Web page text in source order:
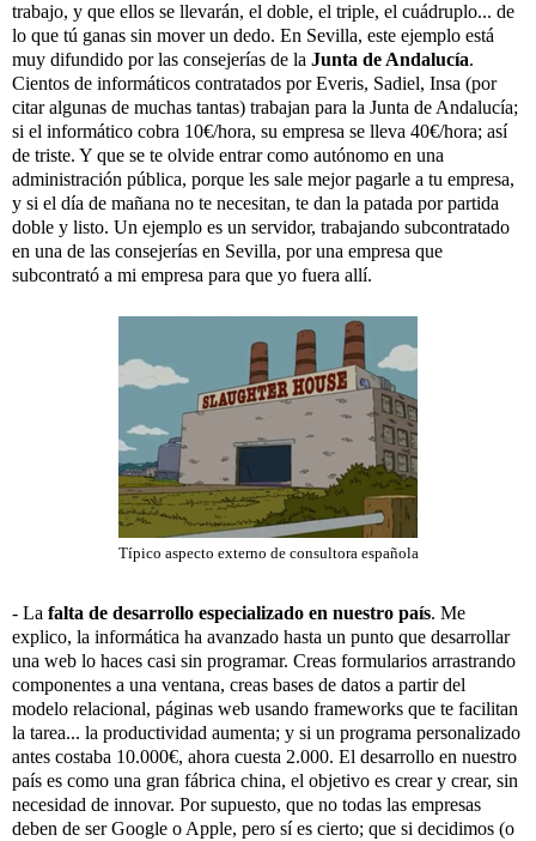
trabajo, y que ellos se llevarán, el doble, el triple, el cuádruplo... de
lo que tú ganas sin mover un dedo. En Sevilla, este ejemplo está
muy difundido por las consejerías de la Junta de Andalucía.
Cientos de informáticos contratados por Everis, Sadiel, Insa (por
citar algunas de muchas tantas) trabajan para la Junta de Andalucía;
si el informático cobra 10€/hora, su empresa se lleva 40€/hora; así
de triste. Y que se te olvide entrar como autónomo en una
administración pública, porque les sale mejor pagarle a tu empresa,
y si el día de mañana no te necesitan, te dan la patada por partida
doble y listo. Un ejemplo es un servidor, trabajando subcontratado
en una de las consejerías en Sevilla, por una empresa que
subcontrató a mi empresa para que yo fuera allí.
Típico aspecto externo de consultora española
- La falta de desarrollo especializado en nuestro país. Me
explico, la informática ha avanzado hasta un punto que desarrollar
una web lo haces casi sin programar. Creas formularios arrastrando
componentes a una ventana, creas bases de datos a partir del
modelo relacional, páginas web usando frameworks que te facilitan
la tarea... la productividad aumenta; y si un programa personalizado
antes costaba 10.000€, ahora cuesta 2.000. El desarrollo en nuestro
país es como una gran fábrica china, el objetivo es crear y crear, sin
necesidad de innovar. Por supuesto, que no todas las empresas
deben de ser Google o Apple, pero sí es cierto; que si decidimos (o